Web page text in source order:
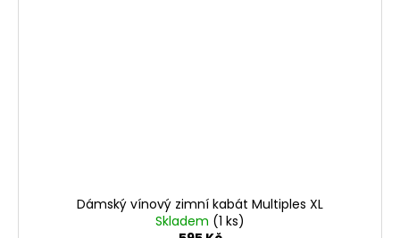
Dámský vínový zimní kabát Multiples XL
Skladem (1 ks)